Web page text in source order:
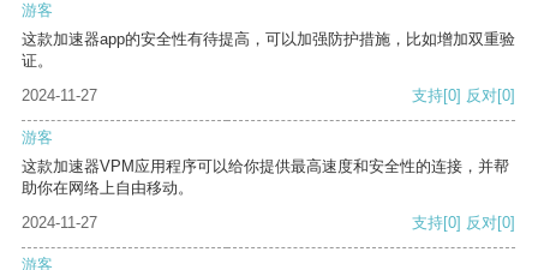
游客
这款加速器app的安全性有待提高，可以加强防护措施，比如增加双重验
证。
2024-11-27
支持[0] 反对[0]
游客
这款加速器VPM应用程序可以给你提供最高速度和安全性的连接，并帮
助你在网络上自由移动。
2024-11-27
支持[0] 反对[0]
游客